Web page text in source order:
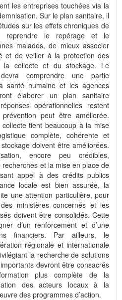
les entreprises touchées via la
Sur le plan sanitaire, il
sur les effets chroniques de
reprendre le repérage et le
malades, de mieux associer
et de veiller à la protection des
la collecte et du stockage. Le
comprendre une partie
santé humaine et les agences
élaborer un plan sanitaire
opérationnelles restent
peut être améliorée.
collecte tient beaucoup à la mise
complète, cohérente et
doivent être améliorées.
encore peu crédibles,
et la mise en place de
appel à des crédits publics
locale est bien assurée, la
une attention particulière, pour
ministères concernés et les
doivent être consolidés. Cette
d’un renforcement et d’une
financiers. Par ailleurs, le
régionale et internationale
la recherche de solutions
devront être consacrés
plus complète de la
des acteurs locaux à la
des programmes d’action.